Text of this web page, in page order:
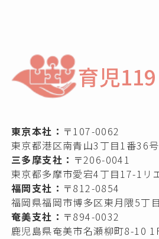
育児119
東京本社： 〒107-0062
東京都港区南青山3丁目1番36
三多摩支社： 〒206-0041
東京都多摩市愛宕4丁目17-1リ
福岡支社： 〒812-0854
福岡県福岡市博多区東月隈5丁
奄美支社： 〒894-0032
鹿児島県奄美市名瀬柳町8-10